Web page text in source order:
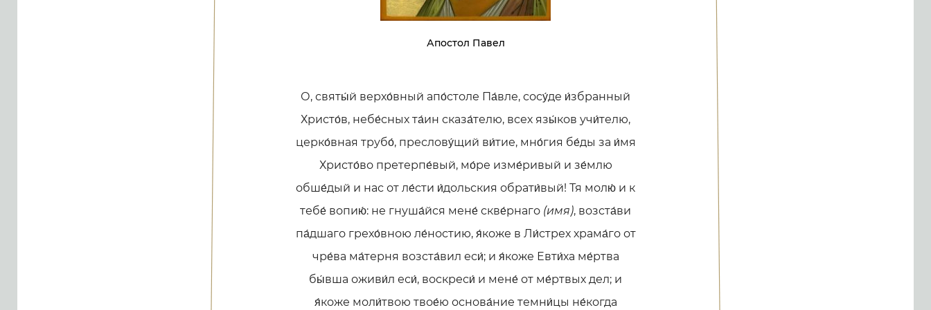
Апостол Павел
О, святы́й верхо́вный апо́столе Па́вле, сосу́де и́збранный
Христо́в, небе́сных та́ин сказа́телю, всех язы́ков учи́телю,
церко́вная трубо́, преслову́щий ви́тие, мно́гия бе́ды за и́мя
Христо́во претерпе́вый, мо́ре изме́ривый и зе́млю
обше́дый и нас от ле́сти и́дольския обрати́вый! Тя молю́ и к
тебе́ вопию́: не гнуша́йся мене́ скве́рнаго (имя), возста́ви
па́дшаго грехо́вною ле́ностию, я́коже в Ли́стрех храма́го от
чре́ва ма́терня возста́вил еси́; и я́коже Евти́ха ме́ртва
бы́вша оживи́л еси́, воскреси́ и мене́ от ме́ртвых дел; и
я́коже моли́твою твое́ю основа́ние темни́цы не́когда